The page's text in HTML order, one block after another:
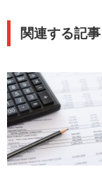
関連する記事